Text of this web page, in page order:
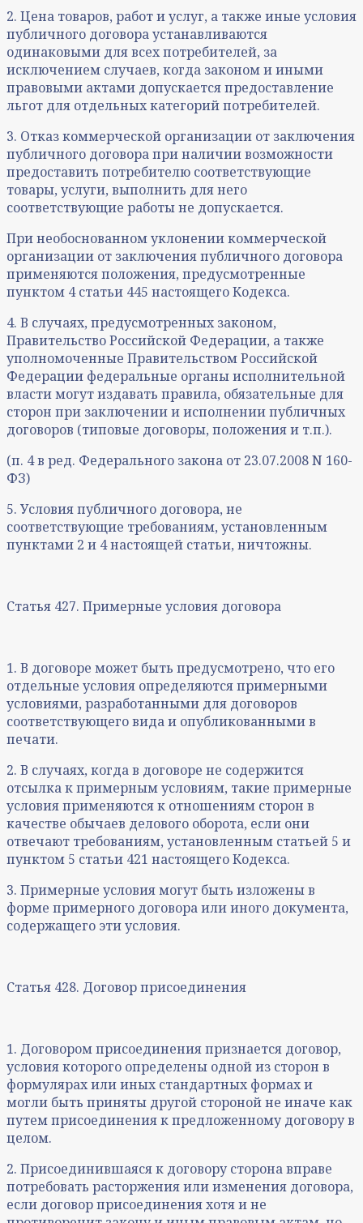
2. Цена товаров, работ и услуг, а также иные условия
публичного договора устанавливаются
одинаковыми для всех потребителей, за
исключением случаев, когда законом и иными
правовыми актами допускается предоставление
льгот для отдельных категорий потребителей.
3. Отказ коммерческой организации от заключения
публичного договора при наличии возможности
предоставить потребителю соответствующие
товары, услуги, выполнить для него
соответствующие работы не допускается.
При необоснованном уклонении коммерческой
организации от заключения публичного договора
применяются положения, предусмотренные
пунктом 4 статьи 445 настоящего Кодекса.
4. В случаях, предусмотренных законом,
Правительство Российской Федерации, а также
уполномоченные Правительством Российской
Федерации федеральные органы исполнительной
власти могут издавать правила, обязательные для
сторон при заключении и исполнении публичных
договоров (типовые договоры, положения и т.п.).
(п. 4 в ред. Федерального закона от 23.07.2008 N 160-
ФЗ)
5. Условия публичного договора, не
соответствующие требованиям, установленным
пунктами 2 и 4 настоящей статьи, ничтожны.
Статья 427. Примерные условия договора
1. В договоре может быть предусмотрено, что его
отдельные условия определяются примерными
условиями, разработанными для договоров
соответствующего вида и опубликованными в
печати.
2. В случаях, когда в договоре не содержится
отсылка к примерным условиям, такие примерные
условия применяются к отношениям сторон в
качестве обычаев делового оборота, если они
отвечают требованиям, установленным статьей 5 и
пунктом 5 статьи 421 настоящего Кодекса.
3. Примерные условия могут быть изложены в
форме примерного договора или иного документа,
содержащего эти условия.
Статья 428. Договор присоединения
1. Договором присоединения признается договор,
условия которого определены одной из сторон в
формулярах или иных стандартных формах и
могли быть приняты другой стороной не иначе как
путем присоединения к предложенному договору в
целом.
2. Присоединившаяся к договору сторона вправе
потребовать расторжения или изменения договора,
если договор присоединения хотя и не